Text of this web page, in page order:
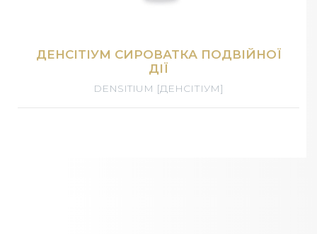
ДЕНСІТІУМ СИРОВАТКА ПОДВІЙНОЇ
ДІЇ
DENSITIUM [ДЕНСІТІУМ]